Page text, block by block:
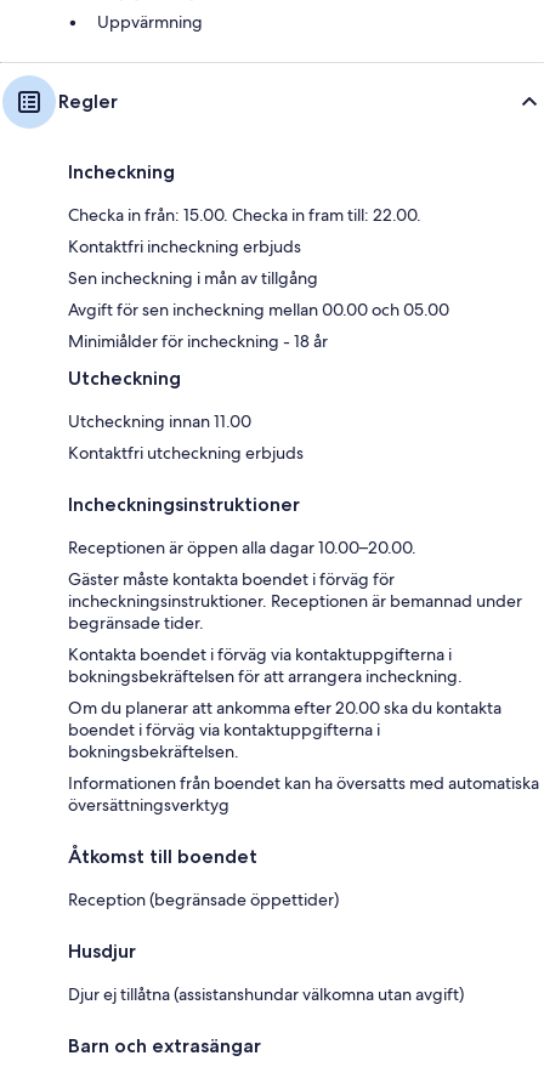
Uppvärmning
Regler
Incheckning
Checka in från: 15.00. Checka in fram till: 22.00.
Kontaktfri incheckning erbjuds
Sen incheckning i mån av tillgång
Avgift för sen incheckning mellan 00.00 och 05.00
Minimiålder för incheckning - 18 år
Utcheckning
Utcheckning innan 11.00
Kontaktfri utcheckning erbjuds
Incheckningsinstruktioner
Receptionen är öppen alla dagar 10.00–20.00.
Gäster måste kontakta boendet i förväg för
incheckningsinstruktioner. Receptionen är bemannad under
begränsade tider.
Kontakta boendet i förväg via kontaktuppgifterna i
bokningsbekräftelsen för att arrangera incheckning.
Om du planerar att ankomma efter 20.00 ska du kontakta
boendet i förväg via kontaktuppgifterna i
bokningsbekräftelsen.
Informationen från boendet kan ha översatts med automatiska
översättningsverktyg
Åtkomst till boendet
Reception (begränsade öppettider)
Husdjur
Djur ej tillåtna (assistanshundar välkomna utan avgift)
Barn och extrasängar